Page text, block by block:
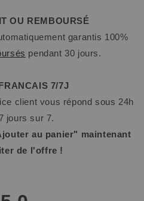
OU REMBOURSÉ
garantis 100%
pendant 30 jours.
7/7J
client vous répond sous 24h
jours sur 7.
au panier" maintenant
de l'offre !